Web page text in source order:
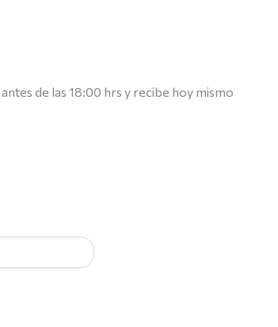
de las 18:00 hrs y recibe hoy mismo